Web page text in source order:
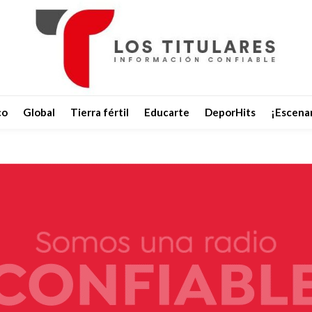
Global Tierra fértil Educarte DeporHits